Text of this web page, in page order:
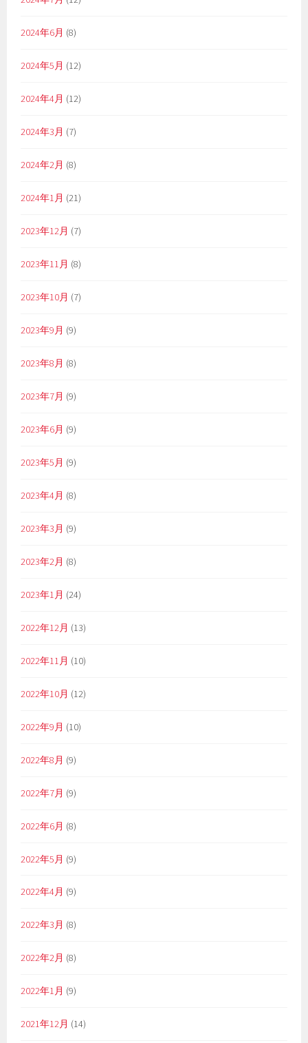
2024年6月 (8)
2024年5月 (12)
2024年4月 (12)
2024年3月 (7)
2024年2月 (8)
2024年1月 (21)
2023年12月 (7)
2023年11月 (8)
2023年10月 (7)
2023年9月 (9)
2023年8月 (8)
2023年7月 (9)
2023年6月 (9)
2023年5月 (9)
2023年4月 (8)
2023年3月 (9)
2023年2月 (8)
2023年1月 (24)
2022年12月 (13)
2022年11月 (10)
2022年10月 (12)
2022年9月 (10)
2022年8月 (9)
2022年7月 (9)
2022年6月 (8)
2022年5月 (9)
2022年4月 (9)
2022年3月 (8)
2022年2月 (8)
2022年1月 (9)
2021年12月 (14)